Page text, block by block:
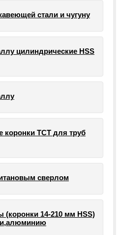
стали и чугуну
цилиндрические HSS
коронки ТСТ для труб
сверлом
14-210 мм HSS)